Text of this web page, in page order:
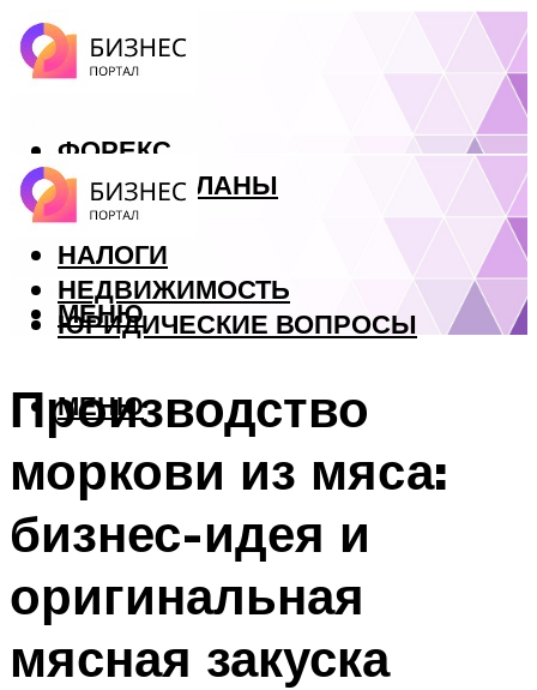
ФОРЕКС
БИЗНЕС ПЛАНЫ
КРЕДИТЫ
НАЛОГИ
НЕДВИЖИМОСТЬ
ЮРИДИЧЕСКИЕ ВОПРОСЫ
МЕНЮ
МЕНЮ
Производство
моркови из мяса:
бизнес-идея и
оригинальная
мясная закуска